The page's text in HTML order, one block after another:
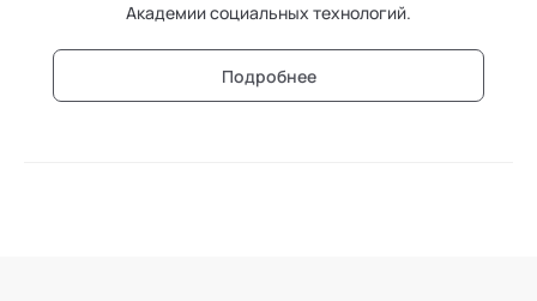
Академии социальных технологий.
Подробнее